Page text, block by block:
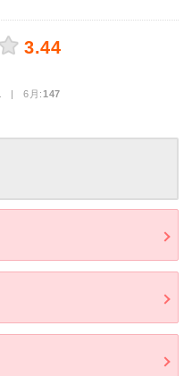
3.44
| 6月:147